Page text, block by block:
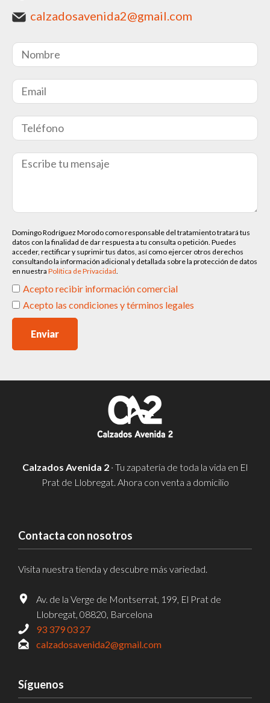
calzadosavenida2@gmail.com
Domingo Rodríguez Morodo como responsable del tratamiento tratará tus
datos con la finalidad de dar respuesta a tu consulta o petición. Puedes
acceder, rectificar y suprimir tus datos, así como ejercer otros derechos
consultando la información adicional y detallada sobre la protección de datos
en nuestra Política de Privacidad.
Acepto recibir información comercial
Acepto las condiciones y términos legales
Enviar
Calzados Avenida 2 · Tu zapatería de toda la vida en El
Prat de Llobregat. Ahora con venta a domicilio
Contacta con nosotros
Visita nuestra tienda y descubre más variedad.
Av. de la Verge de Montserrat, 199, El Prat de
Llobregat, 08820, Barcelona
93 379 03 27
calzadosavenida2@gmail.com
Síguenos